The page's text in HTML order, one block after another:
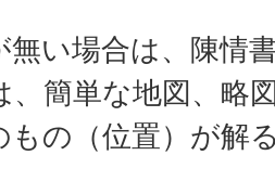
無い場合は、陳情
、簡単な地図、略
もの（位置）が解